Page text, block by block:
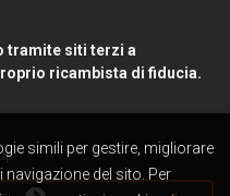
tramite siti terzi a
ricambista di fiducia.
simili per gestire, migliorare
navigazione del sito. Per